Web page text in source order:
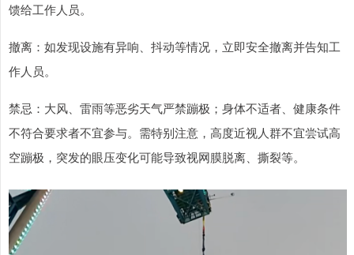
馈给工作人员。
撤离：如发现设施有异响、抖动等情况，立即安全撤离并告知工
作人员。
禁忌：大风、雷雨等恶劣天气严禁蹦极；身体不适者、健康条件
不符合要求者不宜参与。需特别注意，高度近视人群不宜尝试高
空蹦极，突发的眼压变化可能导致视网膜脱离、撕裂等。